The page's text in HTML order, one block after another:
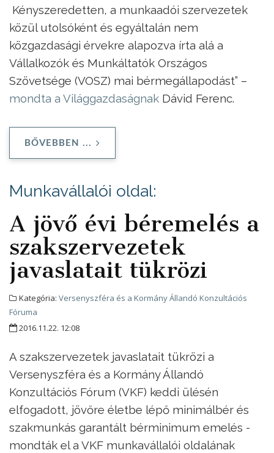
Kényszeredetten, a munkaadói szervezetek
közül utolsóként és egyáltalán nem
közgazdasági érvekre alapozva írta alá a
Vállalkozók és Munkáltatók Országos
Szövetsége (VOSZ) mai bérmegállapodást” –
mondta a Világgazdaságnak Dávid Ferenc.
BŐVEBBEN ...
Munkavállalói oldal:
A jövő évi béremelés a
szakszervezetek
javaslatait tükrözi
Kategória: Versenyszféra és a Kormány Állandó Konzultációs
Fóruma
2016.11.22. 12:08
A szakszervezetek javaslatait tükrözi a
Versenyszféra és a Kormány Állandó
Konzultációs Fórum (VKF) keddi ülésén
elfogadott, jövőre életbe lépő minimálbér és
szakmunkás garantált bérminimum emelés -
mondták el a VKF munkavállalói oldalának